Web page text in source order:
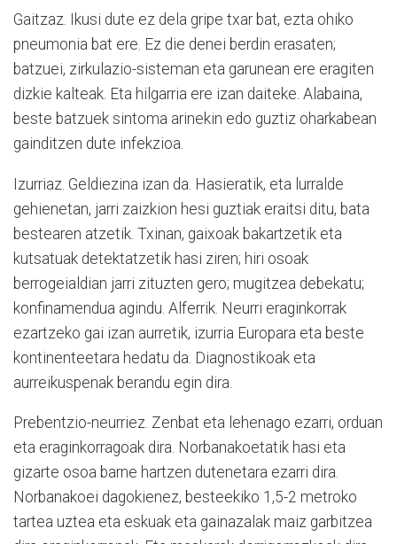
Gaitzaz. Ikusi dute ez dela gripe txar bat, ezta ohiko
pneumonia bat ere. Ez die denei berdin erasaten;
batzuei, zirkulazio-sisteman eta garunean ere eragiten
dizkie kalteak. Eta hilgarria ere izan daiteke. Alabaina,
beste batzuek sintoma arinekin edo guztiz oharkabean
gainditzen dute infekzioa.
Izurriaz. Geldiezina izan da. Hasieratik, eta lurralde
gehienetan, jarri zaizkion hesi guztiak eraitsi ditu, bata
bestearen atzetik. Txinan, gaixoak bakartzetik eta
kutsatuak detektatzetik hasi ziren; hiri osoak
berrogeialdian jarri zituzten gero; mugitzea debekatu;
konfinamendua agindu. Alferrik. Neurri eraginkorrak
ezartzeko gai izan aurretik, izurria Europara eta beste
kontinenteetara hedatu da. Diagnostikoak eta
aurreikuspenak berandu egin dira.
Prebentzio-neurriez. Zenbat eta lehenago ezarri, orduan
eta eraginkorragoak dira. Norbanakoetatik hasi eta
gizarte osoa barne hartzen dutenetara ezarri dira.
Norbanakoei dagokienez, besteekiko 1,5-2 metroko
tartea uztea eta eskuak eta gainazalak maiz garbitzea